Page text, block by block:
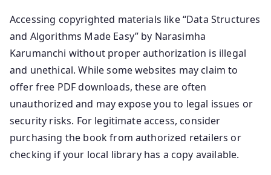
Accessing copyrighted materials like “Data Structures
and Algorithms Made Easy” by Narasimha
Karumanchi without proper authorization is illegal
and unethical. While some websites may claim to
offer free PDF downloads, these are often
unauthorized and may expose you to legal issues or
security risks. For legitimate access, consider
purchasing the book from authorized retailers or
checking if your local library has a copy available.